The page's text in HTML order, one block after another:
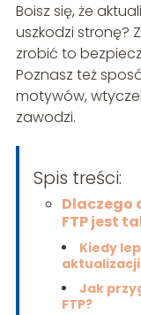
Boisz się, że
uszkodzi stronę?
zrobić to
Poznasz też
motywów,
zawodzi.
Spis treści:
Dlaczego
FTP jest
Kiedy
Jak
FTP?